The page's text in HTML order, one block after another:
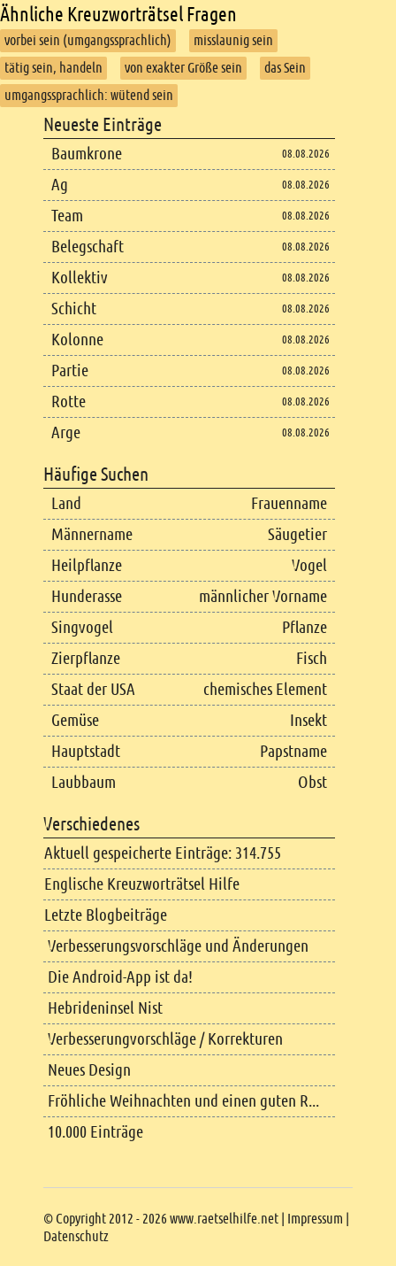
Ähnliche Kreuzworträtsel Fragen
vorbei sein (umgangssprachlich)
misslaunig sein
tätig sein, handeln
von exakter Größe sein
das Sein
umgangssprachlich: wütend sein
Copyright
© Copyright 2012 - 2026 www.raetselhilfe.net | Impressum |
Datenschutz
Footer content
Neueste Einträge
Baumkrone 08.08.2026
Ag 08.08.2026
Team 08.08.2026
Belegschaft 08.08.2026
Kollektiv 08.08.2026
Schicht 08.08.2026
Kolonne 08.08.2026
Partie 08.08.2026
Rotte 08.08.2026
Arge 08.08.2026
Häufige Suchen
Land
Frauenname
Männername
Säugetier
Heilpflanze
Vogel
Hunderasse
männlicher Vorname
Singvogel
Pflanze
Zierpflanze
Fisch
Staat der USA
chemisches Element
Gemüse
Insekt
Hauptstadt
Papstname
Laubbaum
Obst
Verschiedenes
Aktuell gespeicherte Einträge: 314.755
Englische Kreuzworträtsel Hilfe
Letzte Blogbeiträge
Verbesserungsvorschläge und Änderungen
Die Android-App ist da!
Hebrideninsel Nist
Verbesserungvorschläge / Korrekturen
Neues Design
Fröhliche Weihnachten und einen guten R...
10.000 Einträge